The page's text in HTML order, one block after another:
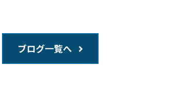
ブログ一覧へ